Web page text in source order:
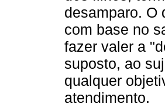
desamparo. O
com base no
fazer valer a
suposto, ao
qualquer
atendimento.